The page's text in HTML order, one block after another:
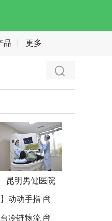
品 更多
昆明男健医院
动动手指 商
冷链物流 商